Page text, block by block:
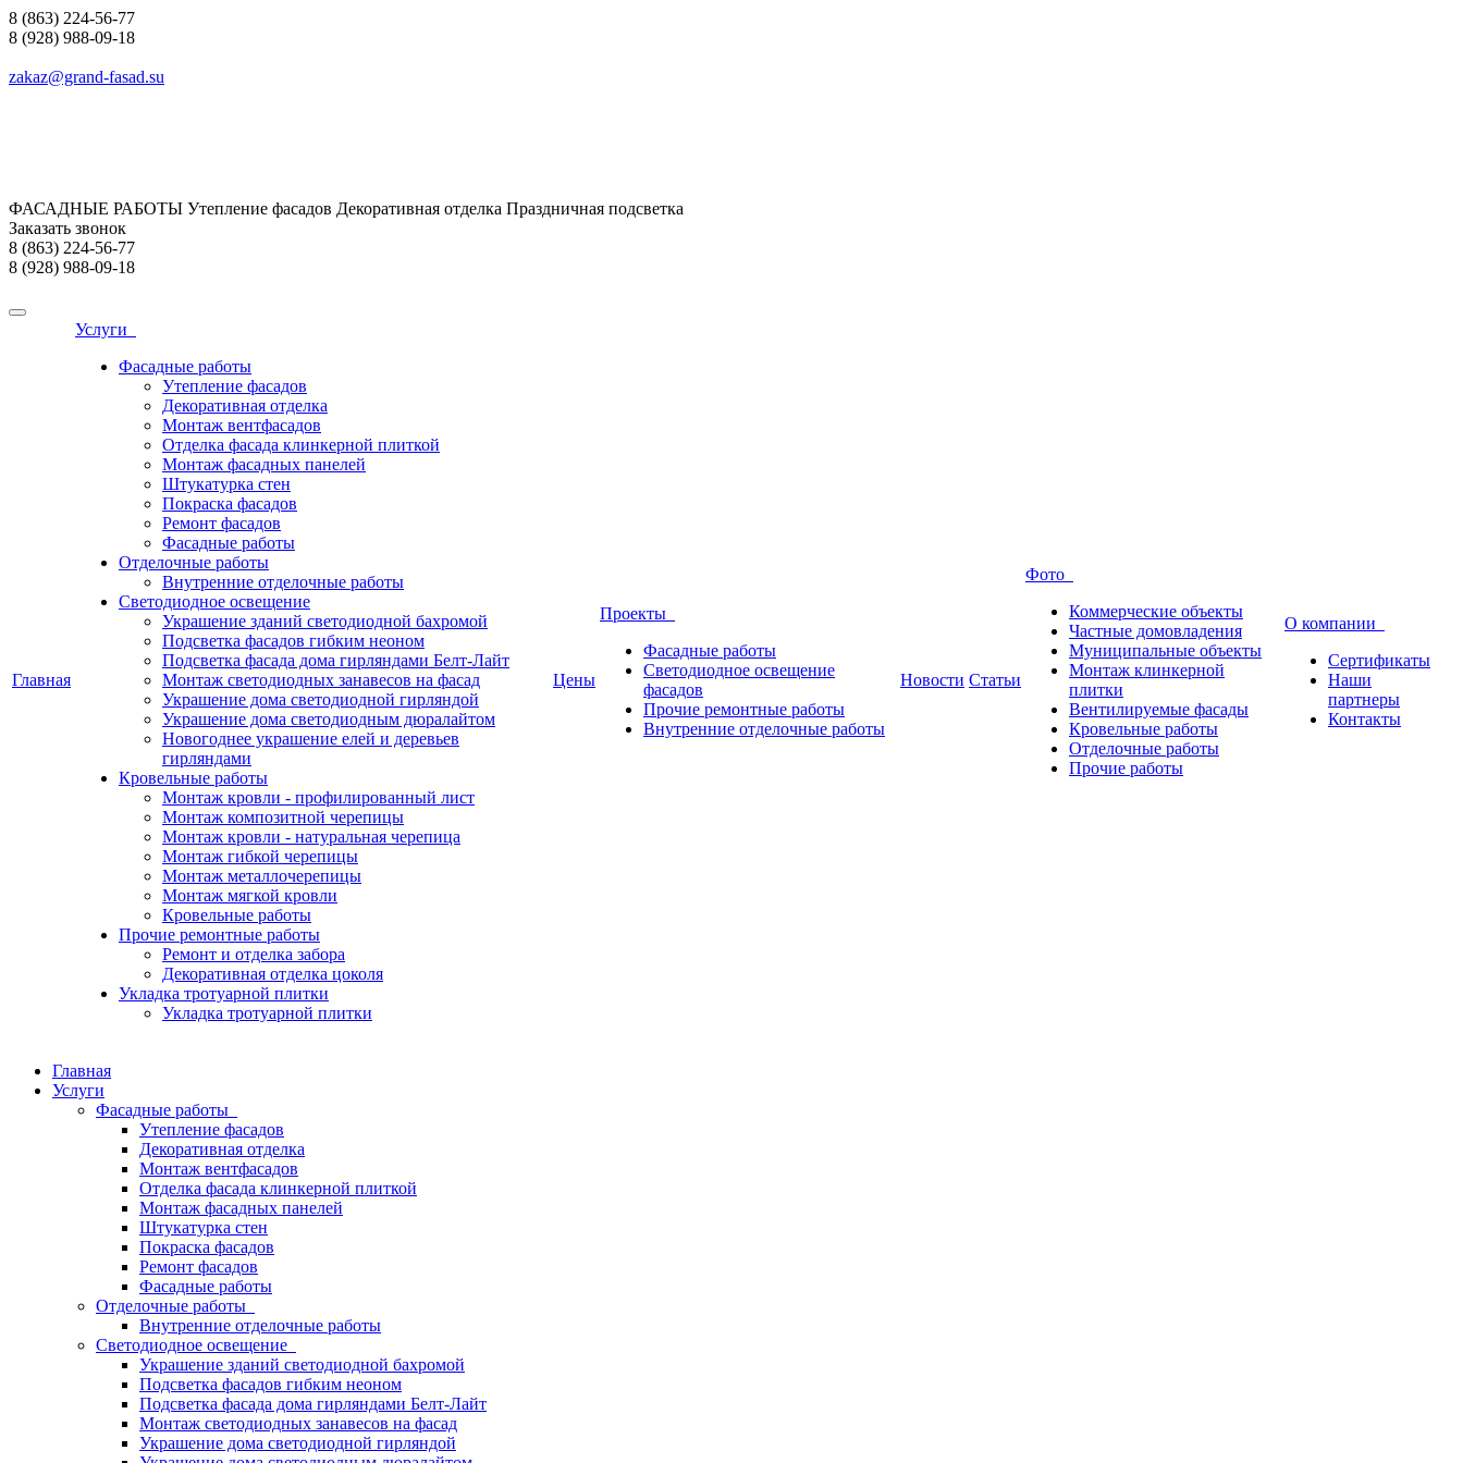
8 (863) 224-56-77
8 (928) 988-09-18
zakaz@grand-fasad.su
ФАСАДНЫЕ РАБОТЫ Утепление фасадов Декоративная отделка Праздничная подсветка
Заказать звонок
8 (863) 224-56-77
8 (928) 988-09-18
Главная
Услуги
Фасадные работы
Утепление фасадов
Декоративная отделка
Монтаж вентфасадов
Отделка фасада клинкерной плиткой
Монтаж фасадных панелей
Штукатурка стен
Покраска фасадов
Ремонт фасадов
Фасадные работы
Отделочные работы
Внутренние отделочные работы
Светодиодное освещение
Украшение зданий светодиодной бахромой
Подсветка фасадов гибким неоном
Подсветка фасада дома гирляндами Белт-Лайт
Монтаж светодиодных занавесов на фасад
Украшение дома светодиодной гирляндой
Украшение дома светодиодным дюралайтом
Новогоднее украшение елей и деревьев
гирляндами
Кровельные работы
Монтаж кровли - профилированный лист
Монтаж композитной черепицы
Монтаж кровли - натуральная черепица
Монтаж гибкой черепицы
Монтаж металлочерепицы
Монтаж мягкой кровли
Кровельные работы
Прочие ремонтные работы
Ремонт и отделка забора
Декоративная отделка цоколя
Укладка тротуарной плитки
Укладка тротуарной плитки
Цены
Проекты
Фасадные работы
Светодиодное освещение
фасадов
Прочие ремонтные работы
Внутренние отделочные работы
Новости Статьи
Фото
Коммерческие объекты
Частные домовладения
Муниципальные объекты
Монтаж клинкерной
плитки
Вентилируемые фасады
Кровельные работы
Отделочные работы
Прочие работы
О компании
Сертификаты
Наши
партнеры
Контакты
Главная
Услуги
Фасадные работы
Утепление фасадов
Декоративная отделка
Монтаж вентфасадов
Отделка фасада клинкерной плиткой
Монтаж фасадных панелей
Штукатурка стен
Покраска фасадов
Ремонт фасадов
Фасадные работы
Отделочные работы
Внутренние отделочные работы
Светодиодное освещение
Украшение зданий светодиодной бахромой
Подсветка фасадов гибким неоном
Подсветка фасада дома гирляндами Белт-Лайт
Монтаж светодиодных занавесов на фасад
Украшение дома светодиодной гирляндой